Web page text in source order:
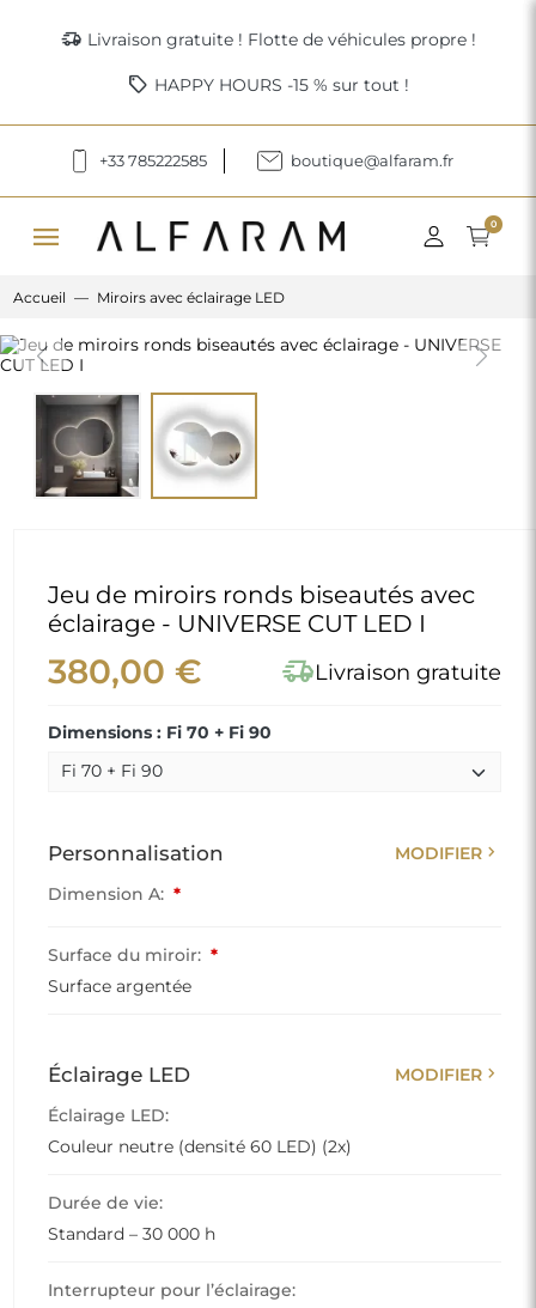
delivery_truck_speed Livraison gratuite ! Flotte de véhicules propre !
sell HAPPY HOURS -15 % sur tout !
+33 785222585 boutique@alfaram.fr
menu 0
Accueil Miroirs avec éclairage LED
Previous Next
Jeu de miroirs ronds biseautés avec
éclairage - UNIVERSE CUT LED I
380,00 € delivery_truck_speedLivraison gratuite
Dimensions : Fi 70 + Fi 90
Personnalisation MODIFIER chevron_right
Dimension A: *
Surface du miroir: *
Surface argentée
Éclairage LED MODIFIER chevron_right
Éclairage LED:
Couleur neutre (densité 60 LED) (2x)
Durée de vie:
Standard – 30 000 h
Interrupteur pour l’éclairage: